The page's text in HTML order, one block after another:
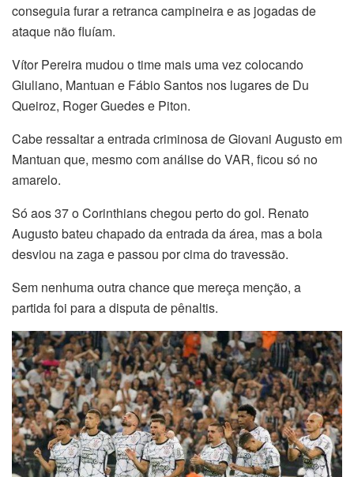
conseguia furar a retranca campineira e as jogadas de
ataque não fluíam.
Vítor Pereira mudou o time mais uma vez colocando
Giuliano, Mantuan e Fábio Santos nos lugares de Du
Queiroz, Roger Guedes e Piton.
Cabe ressaltar a entrada criminosa de Giovani Augusto em
Mantuan que, mesmo com análise do VAR, ficou só no
amarelo.
Só aos 37 o Corinthians chegou perto do gol. Renato
Augusto bateu chapado da entrada da área, mas a bola
desviou na zaga e passou por cima do travessão.
Sem nenhuma outra chance que mereça menção, a
partida foi para a disputa de pênaltis.